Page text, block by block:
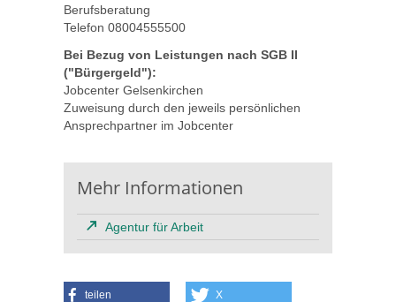
Berufsberatung
Telefon 08004555500
Bei Bezug von Leistungen nach SGB II
("Bürgergeld"):
Jobcenter Gelsenkirchen
Zuweisung durch den jeweils persönlichen
Ansprechpartner im Jobcenter
Mehr Informationen
Agentur für Arbeit
teilen X